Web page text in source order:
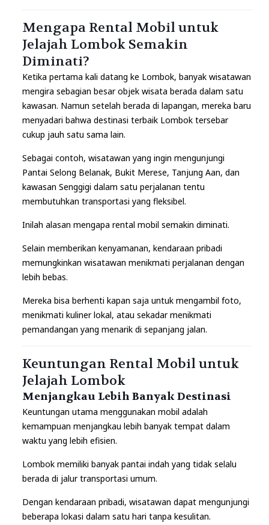
Mengapa Rental Mobil untuk
Jelajah Lombok Semakin
Diminati?
Ketika pertama kali datang ke Lombok, banyak wisatawan
mengira sebagian besar objek wisata berada dalam satu
kawasan. Namun setelah berada di lapangan, mereka baru
menyadari bahwa destinasi terbaik Lombok tersebar
cukup jauh satu sama lain.
Sebagai contoh, wisatawan yang ingin mengunjungi
Pantai Selong Belanak, Bukit Merese, Tanjung Aan, dan
kawasan Senggigi dalam satu perjalanan tentu
membutuhkan transportasi yang fleksibel.
Inilah alasan mengapa rental mobil semakin diminati.
Selain memberikan kenyamanan, kendaraan pribadi
memungkinkan wisatawan menikmati perjalanan dengan
lebih bebas.
Mereka bisa berhenti kapan saja untuk mengambil foto,
menikmati kuliner lokal, atau sekadar menikmati
pemandangan yang menarik di sepanjang jalan.
Keuntungan Rental Mobil untuk
Jelajah Lombok
Menjangkau Lebih Banyak Destinasi
Keuntungan utama menggunakan mobil adalah
kemampuan menjangkau lebih banyak tempat dalam
waktu yang lebih efisien.
Lombok memiliki banyak pantai indah yang tidak selalu
berada di jalur transportasi umum.
Dengan kendaraan pribadi, wisatawan dapat mengunjungi
beberapa lokasi dalam satu hari tanpa kesulitan.